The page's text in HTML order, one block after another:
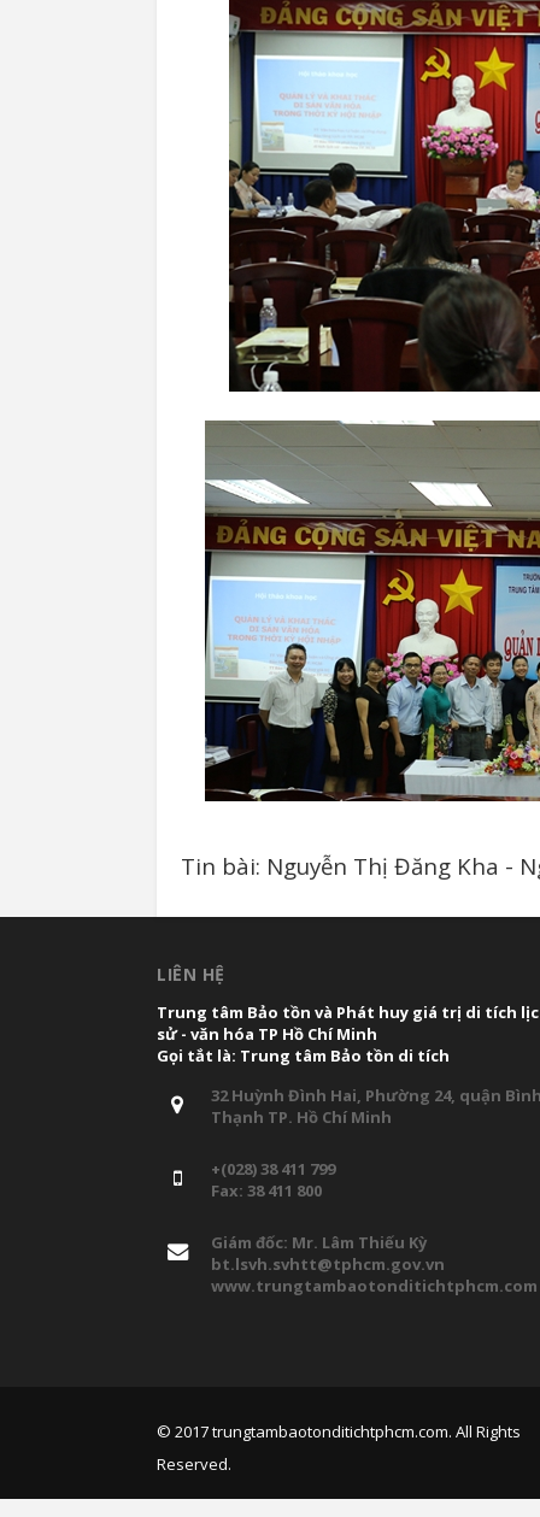
Tin bài: Nguyễn Thị Đăng Kha -
LIÊN HỆ
Trung tâm Bảo tồn và Phát huy giá trị di tích
sử - văn hóa TP Hồ Chí Minh
Gọi tắt là: Trung tâm Bảo tồn di tích
32 Huỳnh Đình Hai, Phường 24, quận
Thạnh TP. Hồ Chí Minh
+(028) 38 411 799
Fax: 38 411 800
Giám đốc: Mr. Lâm Thiếu Kỳ
bt.lsvh.svhtt@tphcm.gov.vn
www.trungtambaotonditichtphcm.com
© 2017trungtambaotonditichtphcm.com. All Rights
Reserved.